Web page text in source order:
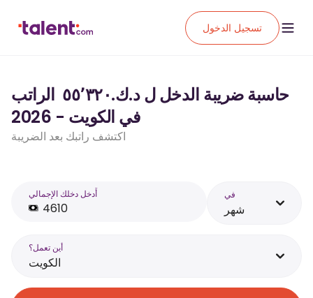
تسجيل الدخول
حاسبة ضريبة الدخل ل د.ك.‏٥٥٬٣٢٠ ‏ الراتب
في الكويت - 2026
اكتشف راتبك بعد الضريبة
أَدخل دخلك الإجمالي في
شهر
أين تعمل؟
الكويت